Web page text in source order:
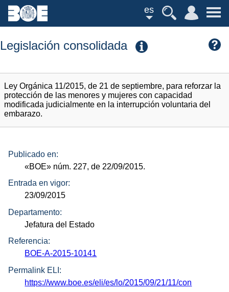
es
Legislación consolidada
Ley Orgánica 11/2015, de 21 de septiembre, para reforzar la
protección de las menores y mujeres con capacidad
modificada judicialmente en la interrupción voluntaria del
embarazo.
Publicado en:
«BOE» núm. 227, de 22/09/2015.
Entrada en vigor:
23/09/2015
Departamento:
Jefatura del Estado
Referencia:
BOE-A-2015-10141
Permalink ELI:
https://www.boe.es/eli/es/lo/2015/09/21/11/con